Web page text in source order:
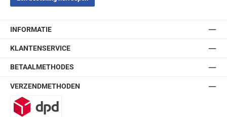
INFORMATIE
KLANTENSERVICE
BETAALMETHODES
VERZENDMETHODEN